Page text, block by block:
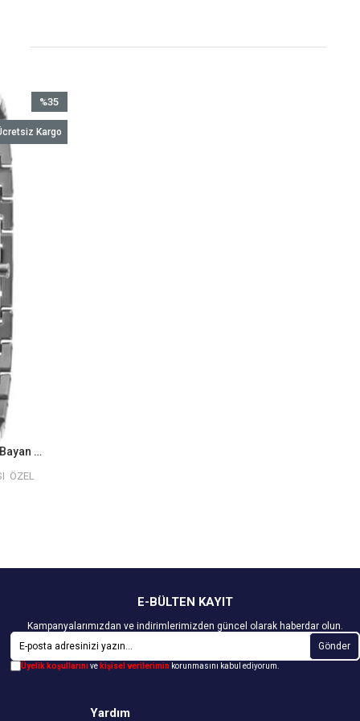
Nacar NC18-39148110-AWSMS Bayan Kol Saati
ÖZEL
%35
İndirim
%35İndirim
Kargo
E-BÜLTEN KAYIT
Kampanyalarımızdan ve indirimlerimizden güncel olarak haberdar olun.
Gönder
Üyelik koşullarınıve kişisel verilerimin korunmasını kabul ediyorum.
Yardım